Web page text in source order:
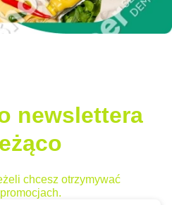
newslettera
chcesz otrzymywać